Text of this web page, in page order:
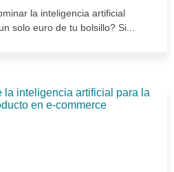
la inteligencia artificial
solo euro de tu bolsillo? Si...